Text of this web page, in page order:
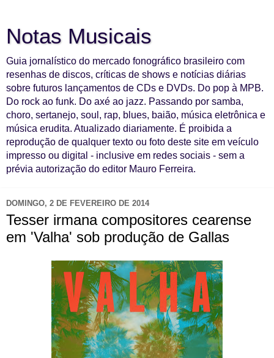
Notas Musicais
Guia jornalístico do mercado fonográfico brasileiro com
resenhas de discos, críticas de shows e notícias diárias
sobre futuros lançamentos de CDs e DVDs. Do pop à MPB.
Do rock ao funk. Do axé ao jazz. Passando por samba,
choro, sertanejo, soul, rap, blues, baião, música eletrônica e
música erudita. Atualizado diariamente. É proibida a
reprodução de qualquer texto ou foto deste site em veículo
impresso ou digital - inclusive em redes sociais - sem a
prévia autorização do editor Mauro Ferreira.
DOMINGO, 2 DE FEVEREIRO DE 2014
Tesser irmana compositores cearense
em 'Valha' sob produção de Gallas